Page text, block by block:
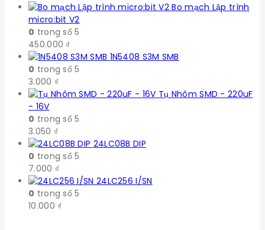
Bo mạch Lập trình
micro:bit V2
0 trong số 5
450.000 ₫
1N5408 S3M SMB
0 trong số 5
3.000 ₫
Tụ Nhôm SMD - 220uF
- 16V
0 trong số 5
3.050 ₫
24LC08B DIP
0 trong số 5
7.000 ₫
24LC256 I/SN
0 trong số 5
10.000 ₫